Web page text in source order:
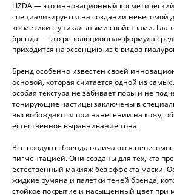
LIZDA — это инновационный
специализируется на создании невесомой
косметики с уникальными свойствами.
бренда — это революционная формула
приходится на эссенцию из 6 видов
Бренд особенно известен своей
основой, которая считается одной из самых
особая текстура не забивает поры и не
тонирующие частицы заключены в
высвобождаются при нанесении на кожу,
естественное выравнивание тона.
Все продукты бренда отличаются
пигментацией. Они созданы для тех, кто
естественный макияж без эффекта маски.
жидкие румяна и палетки теней бренда,
стойкое покрытие и насыщенный цвет при